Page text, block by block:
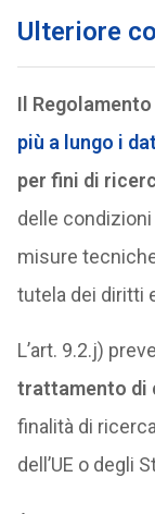
Ulteriore
Il
più a lungo i
per fini di
delle condizioni
misure
tutela dei diritti
L’art. 9.2.j)
trattamento di
finalità di
dell’UE o degli